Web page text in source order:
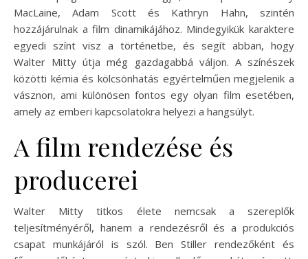
MacLaine, Adam Scott és Kathryn Hahn, szintén
hozzájárulnak a film dinamikájához. Mindegyikük karaktere
egyedi színt visz a történetbe, és segít abban, hogy
Walter Mitty útja még gazdagabbá váljon. A színészek
közötti kémia és kölcsönhatás egyértelműen megjelenik a
vásznon, ami különösen fontos egy olyan film esetében,
amely az emberi kapcsolatokra helyezi a hangsúlyt.
A film rendezése és
producerei
Walter Mitty titkos élete nemcsak a szereplők
teljesítményéről, hanem a rendezésről és a produkciós
csapat munkájáról is szól. Ben Stiller rendezőként és